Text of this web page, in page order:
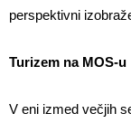
perspektivni
Turizem na MOS-u
V eni izmed večjih